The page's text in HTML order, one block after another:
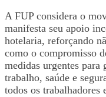
A FUP considera o
manifesta seu apoio
hotelaria, reforçando
como o compromisso
medidas urgentes para
trabalho, saúde e
todos os trabalhadores